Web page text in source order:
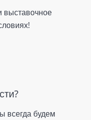
выставочное
всегда будем